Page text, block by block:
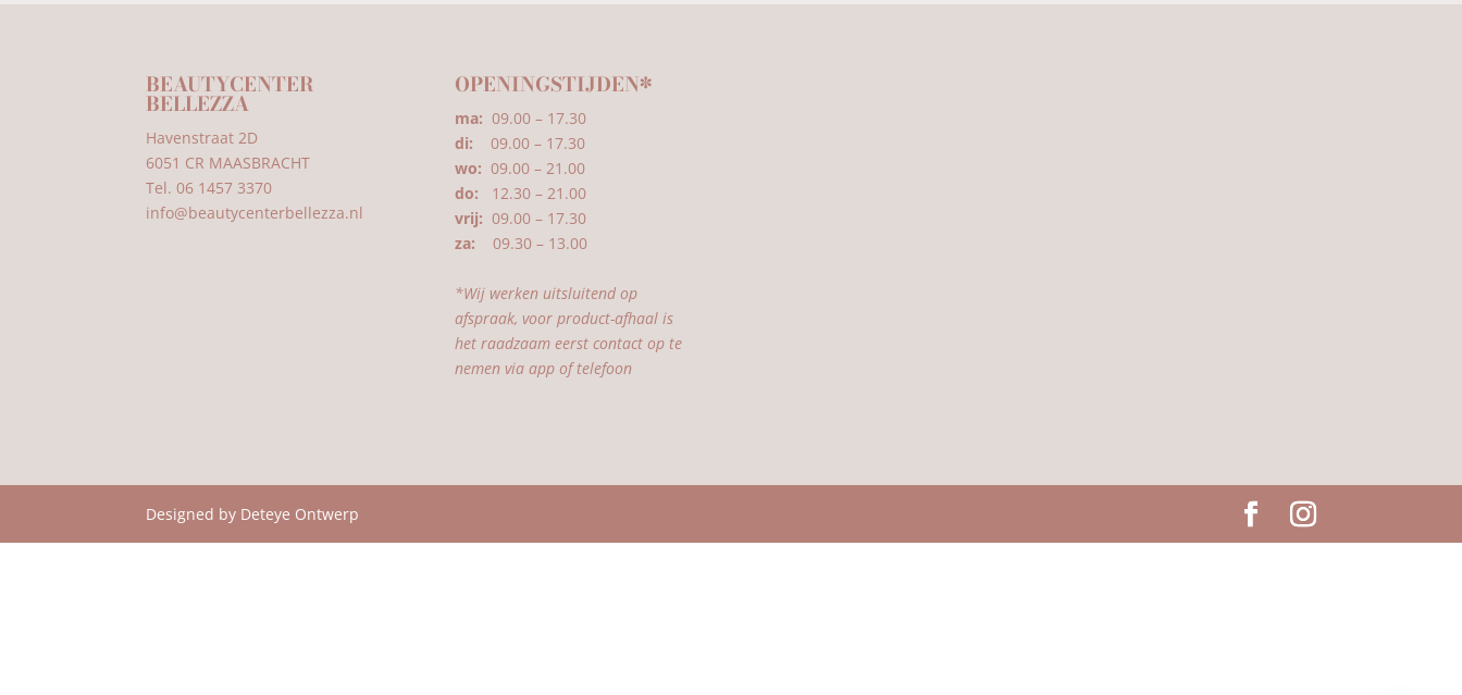
BEAUTYCENTER
BELLEZZA
Havenstraat 2D
6051 CR MAASBRACHT
Tel. 06 1457 3370
info@beautycenterbellezza.nl
OPENINGSTIJDEN*
ma: 09.00 – 17.30
di: 09.00 – 17.30
wo: 09.00 – 21.00
do: 12.30 – 21.00
vrij: 09.00 – 17.30
za: 09.30 – 13.00
*Wij werken uitsluitend op
afspraak, voor product-afhaal is
het raadzaam eerst contact op te
nemen via app of telefoon
Designed by Deteye Ontwerp